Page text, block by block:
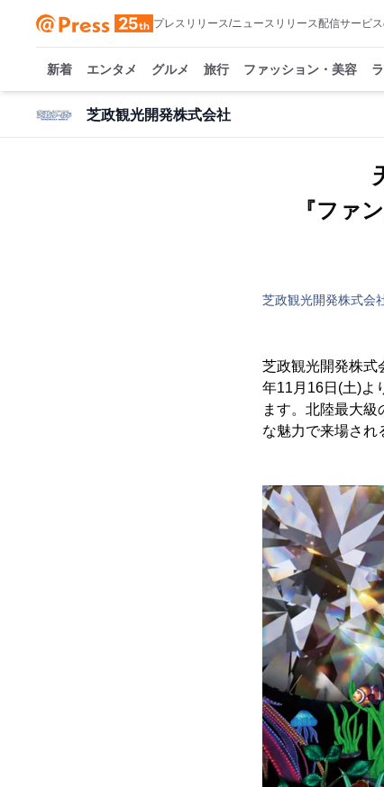
プレスリリース/ニュースリリース配信サービ
新着 エンタメ グルメ 旅行 ファッション・美容
芝政観光開発株式会社
『ファ
芝政観光開発株式会
芝政観光開発株式
年11月16日(土)よ
ます。北陸最大
な魅力で来場され